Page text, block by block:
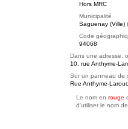
Hors MRC
Municipalité
Saguenay (Ville)
Code
94068
Dans une adresse,
10, rue Anthyme-
Sur un panneau de
Rue Anthyme-
Le nom en rouge
d'utiliser le nom